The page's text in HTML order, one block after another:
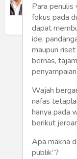
Internasional
Bisnis
Humaniora
Tekno
Gaya
Wisata
Senin
Para penulis
fokus pada
dapat
ide,
maupun
bernas,
penyampaian.
Wajah
nafas
hanya pada
berikut
Apa makna
publik”?